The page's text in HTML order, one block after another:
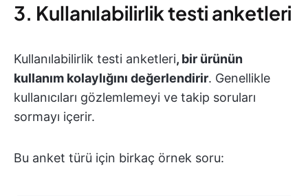
3. Kullanılabilirlik testi anketleri
Kullanılabilirlik testi anketleri, bir ürünün
kullanım kolaylığını değerlendirir. Genellikle
kullanıcıları gözlemlemeyi ve takip soruları
sormayı içerir.
Bu anket türü için birkaç örnek soru: